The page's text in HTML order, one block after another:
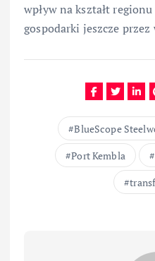
wpływ na kształt
gospodarki jeszcze
BlueScope
Port Kembla